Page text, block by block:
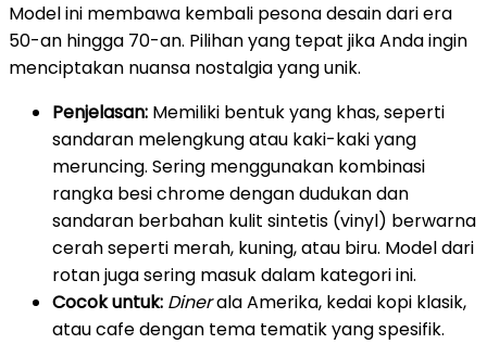
Model ini membawa kembali pesona desain dari era
50-an hingga 70-an. Pilihan yang tepat jika Anda ingin
menciptakan nuansa nostalgia yang unik.
Penjelasan: Memiliki bentuk yang khas, seperti
sandaran melengkung atau kaki-kaki yang
meruncing. Sering menggunakan kombinasi
rangka besi chrome dengan dudukan dan
sandaran berbahan kulit sintetis (vinyl) berwarna
cerah seperti merah, kuning, atau biru. Model dari
rotan juga sering masuk dalam kategori ini.
Cocok untuk: Dinerala Amerika, kedai kopi klasik,
atau cafe dengan tema tematik yang spesifik.